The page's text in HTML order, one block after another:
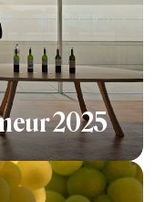
2025